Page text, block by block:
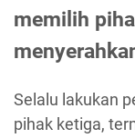
memilih
Selalu lakukan
pihak ketiga,